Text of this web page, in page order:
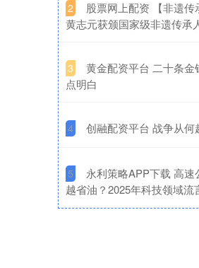
2
股票网上配资 【非遗传
黄志元获颁国家级非遗传承
3
黄金配资平台 二十条
点明白
4 创融配资平台 战争从何
5
永利策略APP下载 高
越省油？2025年科技领域流